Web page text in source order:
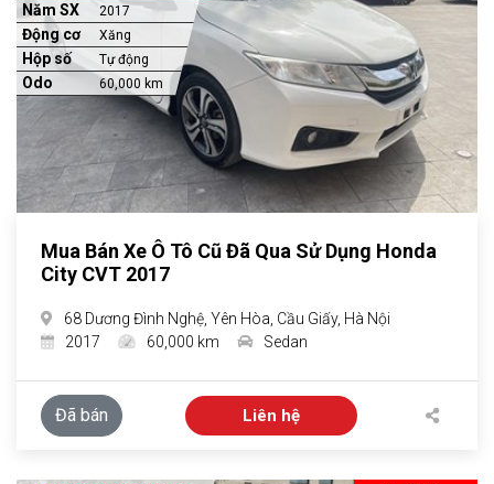
Năm SX 2017
Động cơ Xăng
Hộp số Tự động
Odo 60,000 km
Mua Bán Xe Ô Tô Cũ Đã Qua Sử Dụng Honda
City CVT 2017
68 Dương Đình Nghệ, Yên Hòa, Cầu Giấy, Hà Nội
2017
60,000 km Sedan
Đã bán Liên hệ